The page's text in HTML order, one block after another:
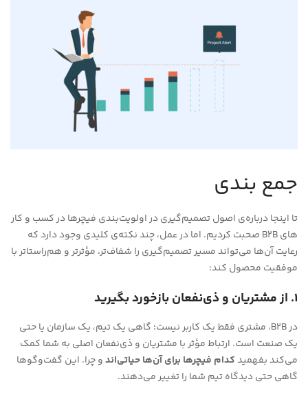
جمع بندی
تا اینجا درباره‌ی اصول تصمیم‌گیری در اولویت‌بندی فیچرها در کسب و کار
های B2B صحبت کردیم. اما در عمل، چند نکته‌ی کلیدی وجود دارد که
رعایت آن‌ها می‌تواند مسیر تصمیم‌گیری را شفاف‌تر، مؤثرتر و هم‌راستاتر با
موفقیت محصول کند:
۱. از مشتریان و ذی‌نفعان بازخورد بگیرید
در B2B، مشتری فقط یک کاربر نیست؛ گاهی یک تیم، یک سازمان یا حتی
یک صنعت است. ارتباط مؤثر با مشتریان و ذی‌نفعان اصلی به شما کمک
می‌کند بفهمیدکدام فیچرها برای آن‌ها حیاتی‌اندو چرا. این گفت‌وگوها
گاهی حتی دیدگاه تیم شما را تغییر می‌دهند.